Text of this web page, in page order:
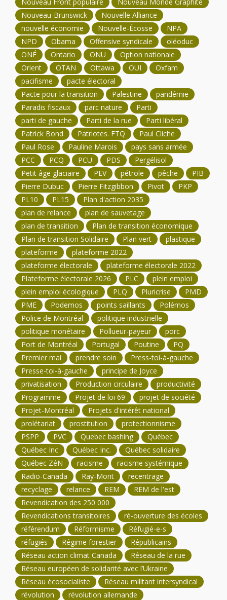
Nouveau-Brunswick
Nouvelle Alliance
nouvelle économie
Nouvelle-Écosse
NPA
NPD
Obama Offensive syndicale
oléoduc
ONÉ
Ontario ONU
Option nationale
Orient
OTAN Ottawa OUI
Oxfam
pacifisme
pacte électoral
Pacte pour la transition
Palestine
pandémie
Paradis fiscaux
parc nature
Parti
parti de gauche
Parti de la rue
Parti libéral
Patrick Bond
Patriotes. FTQ
Paul Cliche
Paul Rose
Pauline Marois
pays sans armée
PCC
PCQ PCU PDS
Pergélisol
Petit âge glaciaire
PEV pétrole pêche
PIB
Pierre Dubuc
Pierre Fitzgibbon Pivot
PKP
PL10
PL15
Plan d'action 2035
plan de relance
plan de sauvetage
plan de transition
Plan de transition économique
Plan de transition Solidaire
Plan vert
plastique
plateforme
plateforme 2022
plateforme électorale
plateforme électorale 2022
Plateforme électorale 2026
PLC
plein emploi
plein emploi écologique
PLQ Pluricrise
PMD
PME
Podemos points saillants
Polémos
Police de Montréal
politique industrielle
politique monétaire
Pollueur-payeur
porc
Port de Montréal
Portugal Poutine
PQ
Premier mai
prendre soin
Press-toi-à-gauche
Presse-toi-à-gauche
principe de Joyce
privatisation
Production circulaire
productivité
Programme
Projet de loi 69
projet de société
Projet-Montréal
Projets d'intérêt national
prolétariat
prostitution
protectionnisme
PSPP
PVC Quebec bashing
Québec
Québec Inc
Québec Inc.
Québec solidaire
Québec ZéN
racisme
racisme systémique
Radio-Canada
Ray-Mont
recentrage
recyclage
relance REM
REM de l'est
Revendication des 250 000
Revendications transitoires
ré-ouverture des écoles
référendum
Réformisme
Réfugié-e-s
réfugiés
Régime forestier
Républicains
Réseau action climat Canada
Réseau de la rue
Réseau européen de solidarité avec l’Ukraine
Réseau écosocialiste
Réseau militant intersyndical
révolution
révolution allemande